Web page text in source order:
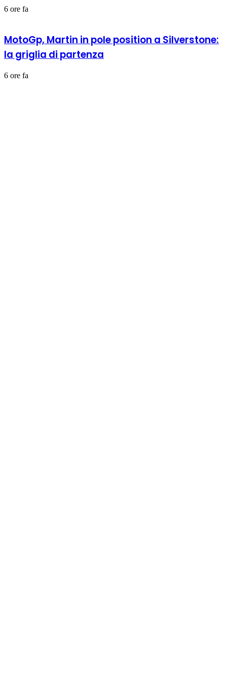
6 ore fa
MotoGp, Martin in pole position a Silverstone:
la griglia di partenza
6 ore fa